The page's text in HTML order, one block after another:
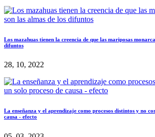
Los mazahuas tienen la creencia de que las mariposas
difuntos
28, 10, 2022
La enseñanza y el aprendizaje como procesos distintos y no
causa - efecto